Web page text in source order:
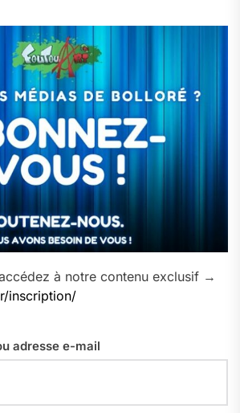
à notre contenu exclusif →
inscription/
adresse e-mail